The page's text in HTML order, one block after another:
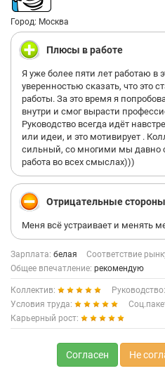
Город: Москва
Плюсы в работе
Я уже более пяти лет работаю в
уверенностью сказать, что это
работы. За это время я
внутри и смог вырасти
Руководство всегда идёт
или идеи, и это мотивирует .
сильный, со многими мы давно
работа во всех смыслах)))
Отрицательные стороны
Меня всё устраивает и менять
Зарплата: белая Соответствие
Общее впечатление: рекомендую
Коллектив:
Руководство:
Условия труда:
Карьерный рост:
Согласен Не